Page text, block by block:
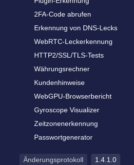
2FA-Code abrufen
Erkennung von DNS-Lecks
WebRTC-Leckerkennung
HTTP2/SSL/TLS-Tests
Währungsrechner
Kundenhinweise
WebGPU-Browserbericht
Gyroscope Visualizer
Zeitzonenerkennung
Passwortgenerator
Änderungsprotokoll 1.4.1.0